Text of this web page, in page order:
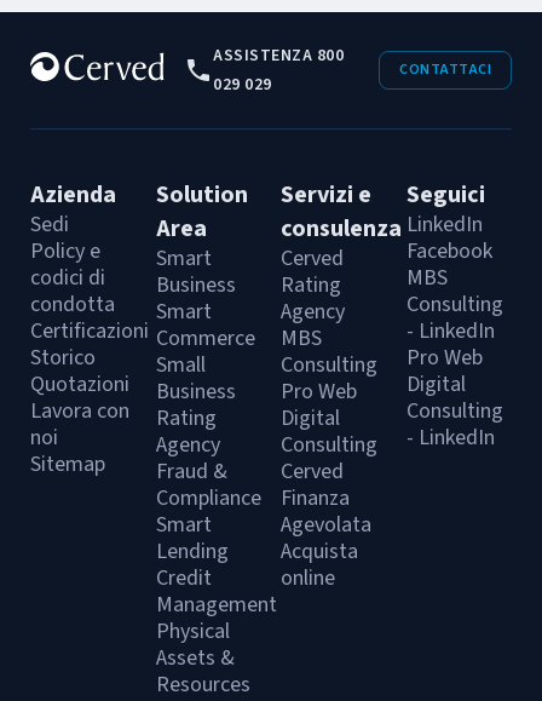
ASSISTENZA 800
029 029
CONTATTACI
Azienda
Sedi
Policy e
codici di
condotta
Certificazioni
Storico
Quotazioni
Lavora con
noi
Sitemap
Solution
Area
Smart
Business
Smart
Commerce
Small
Business
Rating
Agency
Fraud &
Compliance
Smart
Lending
Credit
Management
Physical
Assets &
Resources
Servizi e
consulenza
Cerved
Rating
Agency
MBS
Consulting
Pro Web
Digital
Consulting
Cerved
Finanza
Agevolata
Acquista
online
Seguici
LinkedIn
Facebook
MBS
Consulting
- LinkedIn
Pro Web
Digital
Consulting
- LinkedIn